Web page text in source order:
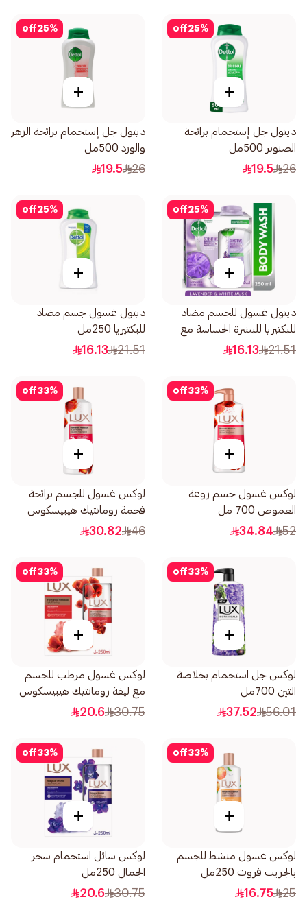
25%
off
+
ديتول جل إستحمام برائحة
الصنوبر 500مل
26
19.5
25%
off
+
ديتول جل إستحمام برائحة الزهر
والورد 500مل
26
19.5
25%
off
+
ديتول غسول للجسم مضاد
للبكتيريا للبشرة الحساسة مع
إسفنجة استحمام 250مل
21.51
16.13
25%
off
+
ديتول غسول جسم مضاد
للبكتيريا 250مل
21.51
16.13
33%
off
+
لوكس غسول جسم روعة
الغموض 700 مل
52
34.84
33%
off
+
لوكس غسول للجسم برائحة
فخمة رومانتيك هيبيسكوس
500مل
46
30.82
33%
off
+
لوكس جل استحمام بخلاصة
التين 700مل
56.01
37.52
33%
off
+
لوكس غسول مرطب للجسم
مع ليفة رومانتيك هيبيسكوس
250مل
30.75
20.6
33%
off
+
لوكس غسول منشط للجسم
بالجريب فروت 250مل
25
16.75
33%
off
+
لوكس سائل استحمام سحر
الجمال 250مل
30.75
20.6